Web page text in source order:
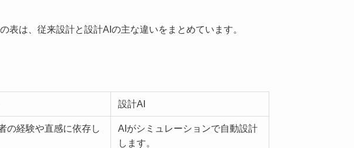
表は、従来設計と設計AIの主な違いをまとめています。
設計AI
の経験や直感に依存し
AIがシミュレーションで自動設計
します。